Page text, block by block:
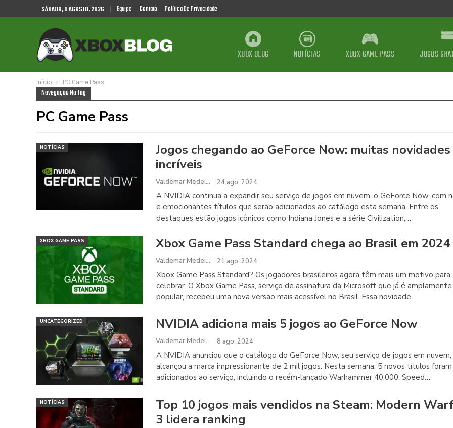
SÁBADO, 8 AGOSTO, 2026 Equipe Contato Política De Privacidade
XBOX BLOG NOTÍCIAS XBOX GAME PASS JOGOS
Início PC Game Pass
Navegação Na Tag
PC Game Pass
NOTÍCIAS
Jogos chegando ao GeForce Now: muitas novidades
incríveis
Valdemar Medeiros 24 ago, 2024
A NVIDIA continua a expandir seu serviço de jogos em nuvem, o GeForce Now, com
e emocionantes títulos que serão adicionados ao catálogo esta semana. Entre os
destaques estão jogos icônicos como Indiana Jones e a série Civilization,…
XBOX GAME PASS Xbox Game Pass Standard chega ao Brasil em 2024
Valdemar Medeiros 21 ago, 2024
Xbox Game Pass Standard? Os jogadores brasileiros agora têm mais um motivo para
celebrar. O Xbox Game Pass, serviço de assinatura da Microsoft que já é amplamente
popular, recebeu uma nova versão mais acessível no Brasil. Essa novidade…
UNCATEGORIZED NVIDIA adiciona mais 5 jogos ao GeForce Now
Valdemar Medeiros 8 ago, 2024
A NVIDIA anunciou que o catálogo do GeForce Now, seu serviço de jogos em nuvem,
alcançou a marca impressionante de 2 mil jogos. Nesta semana, 5 novos títulos foram
adicionados ao serviço, incluindo o recém-lançado Warhammer 40,000: Speed…
NOTÍCIAS
Top 10 jogos mais vendidos na Steam: Modern
3 lidera ranking